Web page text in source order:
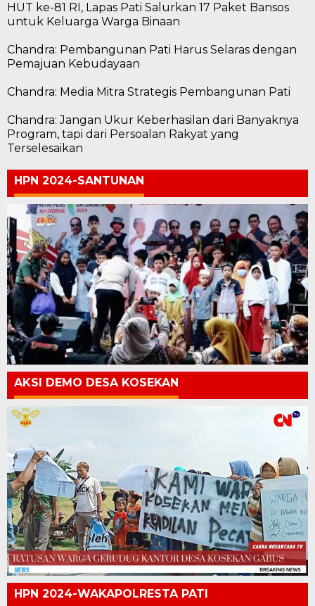
HUT ke-81 RI, Lapas Pati Salurkan 17 Paket Bansos
untuk Keluarga Warga Binaan
Chandra: Pembangunan Pati Harus Selaras dengan
Pemajuan Kebudayaan
Chandra: Media Mitra Strategis Pembangunan Pati
Chandra: Jangan Ukur Keberhasilan dari Banyaknya
Program, tapi dari Persoalan Rakyat yang
Terselesaikan
HPN 2024-SANTUNAN
AKSI DEMO DESA KOSEKAN
HPN 2024-WAKAPOLRESTA PATI